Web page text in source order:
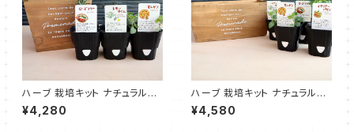
ハーブ 栽培キット ナチュラルウ
ッド 四角 苗3個
¥4,280
ハーブ 栽培キット ナチュラルウ
ッド 長方形 苗4個
¥4,580